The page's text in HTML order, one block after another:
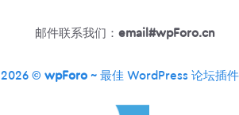
内
题
邮件联系我们：email#wpForo.cn
2026 © wpForo~ 最佳 WordPress 论坛插件